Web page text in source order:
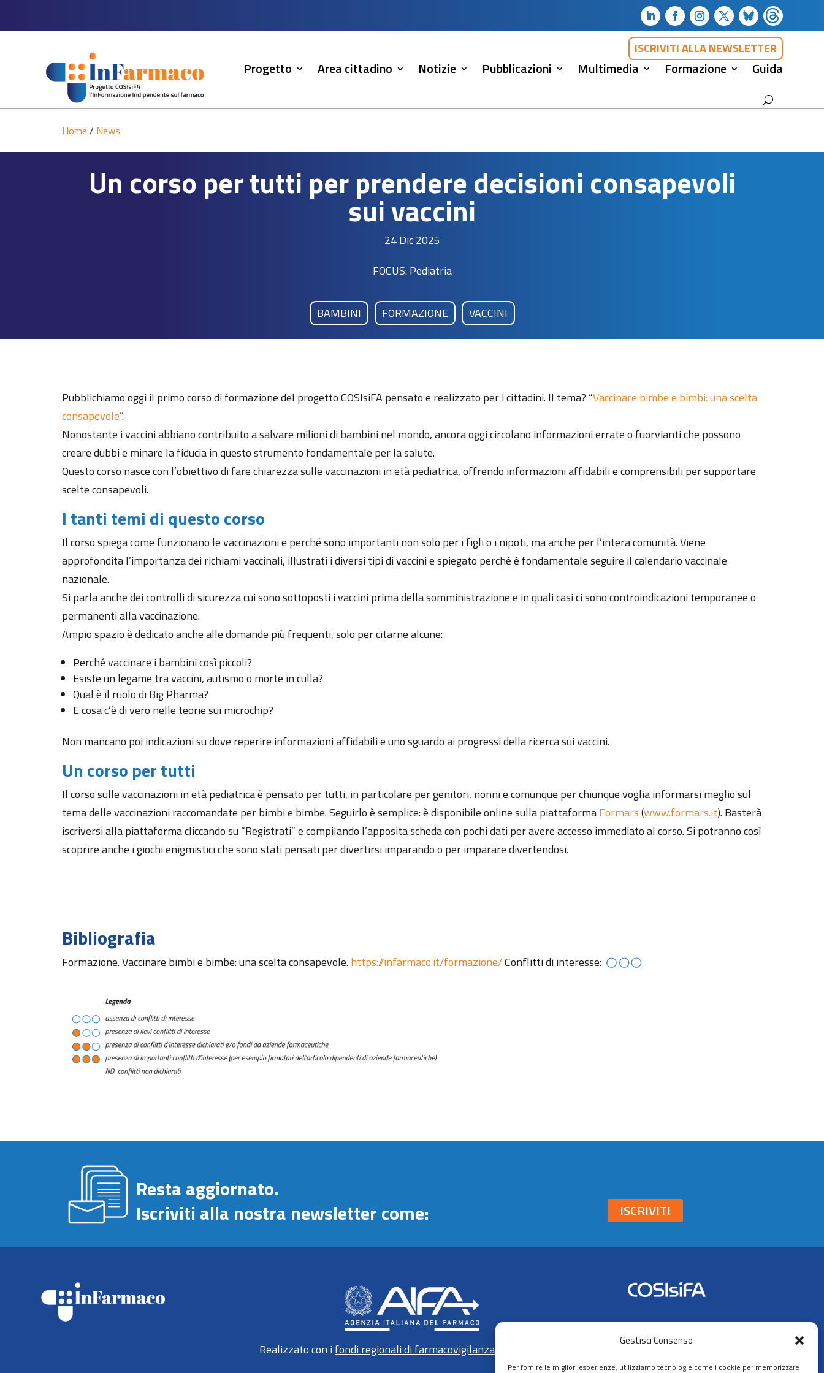
Gestisci Consenso
Per fornire le migliori esperienze, utilizziamo tecnologie come i cookie per memorizzare
ISCRIVITI ALLA NEWSLETTER
Progetto Area cittadino Notizie Pubblicazioni Multimedia Formazione Guida
Home / News
Un corso per tutti per prendere decisioni consapevoli
sui vaccini
24 Dic 2025
FOCUS: Pediatria
BAMBINI FORMAZIONE VACCINI
Pubblichiamo oggi il primo corso di formazione del progetto COSIsiFA pensato e realizzato per i cittadini. Il tema? “Vaccinare bimbe e bimbi: una scelta
consapevole”.
Nonostante i vaccini abbiano contribuito a salvare milioni di bambini nel mondo, ancora oggi circolano informazioni errate o fuorvianti che possono
creare dubbi e minare la fiducia in questo strumento fondamentale per la salute.
Questo corso nasce con l’obiettivo di fare chiarezza sulle vaccinazioni in età pediatrica, offrendo informazioni affidabili e comprensibili per supportare
scelte consapevoli.
I tanti temi di questo corso
Il corso spiega come funzionano le vaccinazioni e perché sono importanti non solo per i figli o i nipoti, ma anche per l’intera comunità. Viene
approfondita l’importanza dei richiami vaccinali, illustrati i diversi tipi di vaccini e spiegato perché è fondamentale seguire il calendario vaccinale
nazionale.
Si parla anche dei controlli di sicurezza cui sono sottoposti i vaccini prima della somministrazione e in quali casi ci sono controindicazioni temporanee o
permanenti alla vaccinazione.
Ampio spazio è dedicato anche alle domande più frequenti, solo per citarne alcune:
Perché vaccinare i bambini così piccoli?
Esiste un legame tra vaccini, autismo o morte in culla?
Qual è il ruolo di Big Pharma?
E cosa c’è di vero nelle teorie sui microchip?
Non mancano poi indicazioni su dove reperire informazioni affidabili e uno sguardo ai progressi della ricerca sui vaccini.
Un corso per tutti
Il corso sulle vaccinazioni in età pediatrica è pensato per tutti, in particolare per genitori, nonni e comunque per chiunque voglia informarsi meglio sul
tema delle vaccinazioni raccomandate per bimbi e bimbe. Seguirlo è semplice: è disponibile online sulla piattaformaFormars(www.formars.it). Basterà
iscriversi alla piattaforma cliccando su “Registrati” e compilando l’apposita scheda con pochi dati per avere accesso immediato al corso. Si potranno così
scoprire anche i giochi enigmistici che sono stati pensati per divertirsi imparando o per imparare divertendosi.
Bibliografia
Formazione. Vaccinare bimbi e bimbe: una scelta consapevole.https://infarmaco.it/formazione/Conflitti di interesse:
Resta aggiornato.
Iscriviti alla nostra newsletter come:
ISCRIVITI
Realizzato con ifondi regionali di farmacovigilanzagestiti da AIFA
Seguici su: